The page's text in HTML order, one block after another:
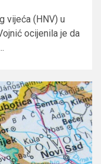
vijeća (HNV) u
ocijenila je da